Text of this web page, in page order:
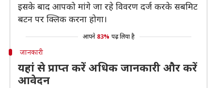
इसके बाद आपको मांगे जा रहे विवरण दर्ज करके सबमिट
बटन पर क्लिक करना होगा।
आपने 83% पढ़ लिया है
जानकारी
यहां से प्राप्त करें अधिक जानकारी और करें
आवेदन